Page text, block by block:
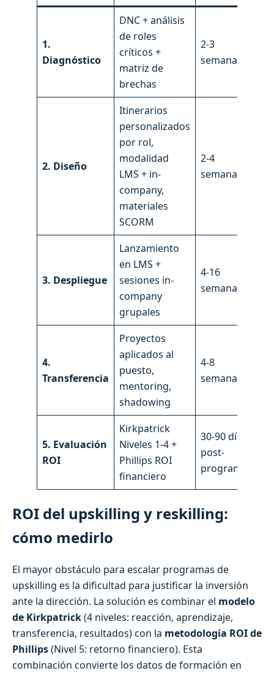
1.
Diagnóstico
DNC + análisis
de roles
críticos +
matriz de
brechas
2-3
semanas
2. Diseño
Itinerarios
personalizados
por rol,
modalidad
LMS + in-
company,
materiales
SCORM
2-4
semanas
3. Despliegue
Lanzamiento
en LMS +
sesiones in-
company
grupales
4-16
semanas
4.
Transferencia
Proyectos
aplicados al
puesto,
mentoring,
shadowing
4-8
semanas
5. Evaluación
ROI
Kirkpatrick
Niveles 1-4 +
Phillips ROI
financiero
30-90 días
post-
programa
ROI del upskilling y reskilling:
cómo medirlo
El mayor obstáculo para escalar programas de
upskilling es la dificultad para justificar la inversión
ante la dirección. La solución es combinar el modelo
de Kirkpatrick(4 niveles: reacción, aprendizaje,
transferencia, resultados) con la metodología ROI de
Phillips(Nivel 5: retorno financiero). Esta
combinación convierte los datos de formación en